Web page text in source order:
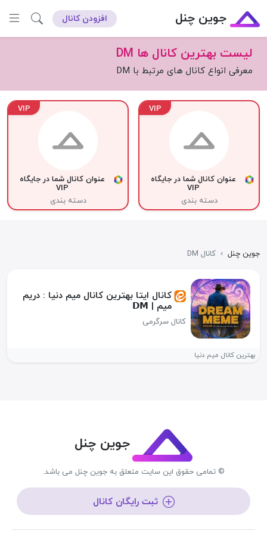
جوین چنل افزودن کانال
لیست بهترین کانال ها DM
معرفی انواع کانال های مرتبط با DM
VIP
عنوان کانال شما در جایگاه
VIP
دسته بندی
VIP
عنوان کانال شما در جایگاه
VIP
دسته بندی
جوین چنل › کانال DM
کانال ایتا بهترین کانال میم دنیا : دریم
میم | 𝗗𝗠
کانال سرگرمی
بهترین کانال میم دنیا
جوین چنل
© تمامی حقوق این سایت متعلق به جوین چنل می باشد.
ثبت رایگان کانال